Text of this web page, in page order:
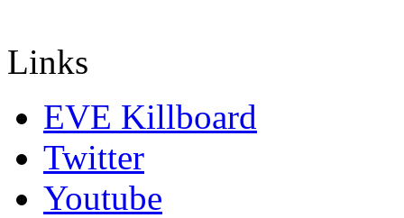
Links
EVE Killboard
Twitter
Youtube